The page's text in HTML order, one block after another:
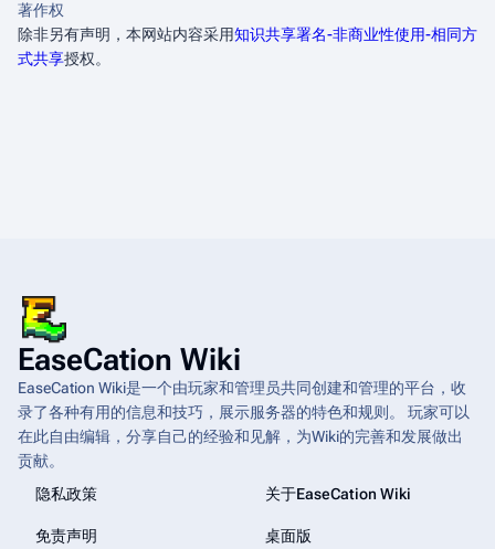
著作权
除非另有声明，本网站内容采用知识共享署名-非商业性使用-相同方
式共享授权。
EaseCation Wiki
EaseCation Wiki是一个由玩家和管理员共同创建和管理的平台，收
录了各种有用的信息和技巧，展示服务器的特色和规则。 玩家可以
在此自由编辑，分享自己的经验和见解，为Wiki的完善和发展做出
贡献。
隐私政策
关于EaseCation Wiki
免责声明 桌面版